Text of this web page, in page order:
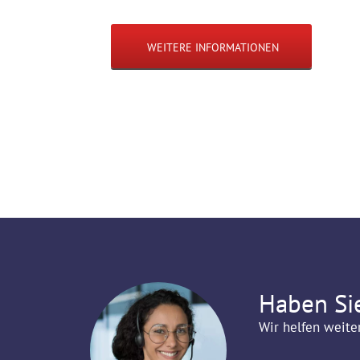
WEITERE INFORMATIONEN
Haben
Wir helfen